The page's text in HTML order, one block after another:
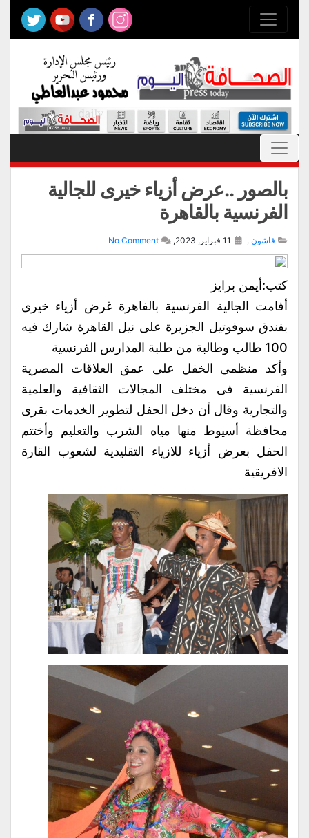
بالصور ..عرض أزياء خيرى للجالية
الفرنسية بالقاهرة
فاشون ,
No Comment
كتب:أيمن برايز
أفامت الجالية الفرنسية بالفاهرة غرض أزياء خيرى
بفندق سوفوتيل الجزيرة على نيل القاهرة شارك فيه
100 طالب وطالبة من طلبة المدارس الفرنسية
وأكد منظمى الخفل على عمق العلاقات المصرية
الفرنسية فى مختلف المجالات الثقافية والعلمية
والتجارية وقال أن دخل الحفل لتطوير الخدمات بقرى
محافظة أسيوط منها مياه الشرب والتعليم وأختتم
الحفل بعرض أزياء للازياء التقليدية لشعوب القارة
الافريقية